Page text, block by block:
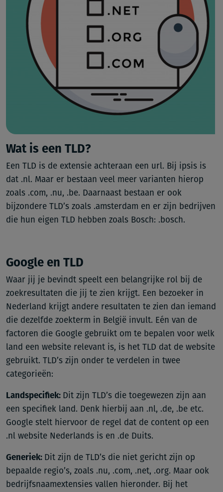
Wat is een TLD?
Een TLD is de extensie achteraan een url. Bij ipsis is
dat .nl. Maar er bestaan veel meer varianten hierop
zoals .com, .nu, .be. Daarnaast bestaan er ook
bijzondere TLD’s zoals .amsterdam en er zijn bedrijven
die hun eigen TLD hebben zoals Bosch: .bosch.
Google en TLD
Waar jij je bevindt speelt een belangrijke rol bij de
zoekresultaten die jij te zien krijgt. Een bezoeker in
Nederland krijgt andere resultaten te zien dan iemand
die dezelfde zoekterm in België invult. Eén van de
factoren die Google gebruikt om te bepalen voor welk
land een website relevant is, is het TLD dat de website
gebruikt. TLD’s zijn onder te verdelen in twee
categorieën:
Landspecifiek: Dit zijn TLD’s die toegewezen zijn aan
een specifiek land. Denk hierbij aan .nl, .de, .be etc.
Google stelt hiervoor de regel dat de content op een
.nl website Nederlands is en .de Duits.
Generiek: Dit zijn de TLD’s die niet gericht zijn op
bepaalde regio’s, zoals .nu, .com, .net, .org. Maar ook
bedrijfsnaamextensies vallen hieronder. Bij het